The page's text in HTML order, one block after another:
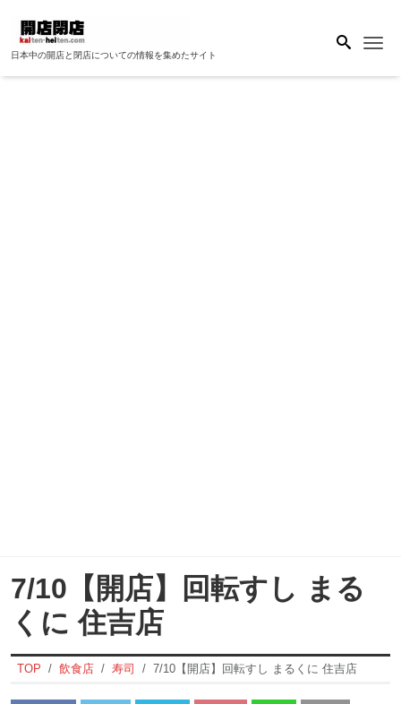
日本中の開店と閉店についての情報を集めたサイト
7/10【開店】回転すし まる
くに 住吉店
TOP 飲食店 寿司 7/10【開店】回転すし まるくに 住吉店